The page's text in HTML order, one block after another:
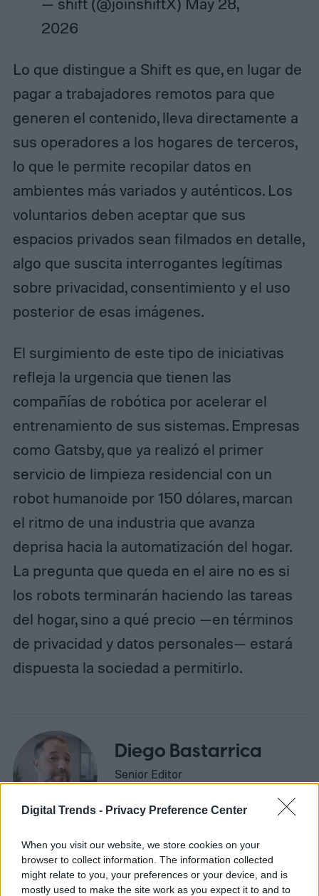
Digital Trends - Privacy Preference Center
When you visit our website, we store cookies on your
browser to collect information. The information collected
might relate to you, your preferences or your device, and is
mostly used to make the site work as you expect it to and to
2026
Lo que distingue a Shift es que, en lugar de
pagar a trabajadores remotos para que
generen el contenido, lleva directamente a
sus operadores a los hogares de terceros,
lo que le permite recopilar datos en
ambientes más variados y auténticos. Los
voluntarios deben aceptar que sus
espacios privados sean filmados en detalle,
algo que suscita interrogantes legítimas
sobre privacidad, consentimiento y el uso
posterior de esas imágenes.
El surgimiento de este tipo de iniciativas
refleja la urgencia que tienen las
compañías de robótica por acelerar el
entrenamiento de sus sistemas. Empresas
como Gatsby, que ya realizó el primer
servicio de limpieza residencial con un
robot humanoide por 150 dólares, marcan
el ritmo de una industria que avanza
deprisa hacia la automatización del hogar.
La pregunta que queda en el aire no es si
los robots terminarán haciendo las tareas
del hogar, sino a qué precio —en términos
de privacidad y datos personales— estará
dispuesta la sociedad a permitirlo.
Diego Bastarrica
Senior Editor
Diego Bastarrica es Senior Editor y Head of
Content en Digital Trends en Español,
donde lidera la estrategia editorial, SEO…